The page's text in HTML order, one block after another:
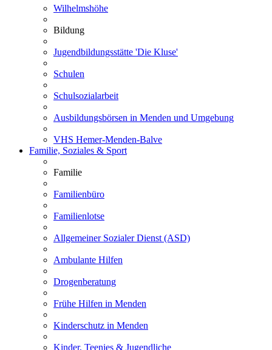
Wilhelmshöhe
Bildung
Jugendbildungsstätte 'Die Kluse'
Schulen
Schulsozialarbeit
Ausbildungsbörsen in Menden und Umgebung
VHS Hemer-Menden-Balve
Familie, Soziales & Sport
Familie
Familienbüro
Familienlotse
Allgemeiner Sozialer Dienst (ASD)
Ambulante Hilfen
Drogenberatung
Frühe Hilfen in Menden
Kinderschutz in Menden
Kinder, Teenies & Jugendliche